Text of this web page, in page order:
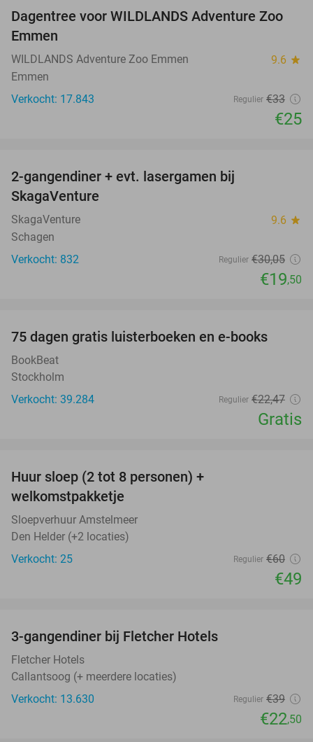
24%
Dagentree voor WILDLANDS Adventure Zoo
Emmen
WILDLANDS Adventure Zoo Emmen 9.6 star
Emmen
Verkocht: 17.843
Regulier €33
€25
2-gangendiner + evt. lasergamen bij
SkagaVenture
SkagaVenture 9.6 star
Schagen
Verkocht: 832
Regulier €30,05
€19,50
75 dagen gratis luisterboeken en e-books
BookBeat
Stockholm
Verkocht: 39.284
Regulier €22,47
Gratis
Huur sloep (2 tot 8 personen) +
welkomstpakketje
Sloepverhuur Amstelmeer
Den Helder (+2 locaties)
Verkocht: 25
Regulier €60
€49
3-gangendiner bij Fletcher Hotels
Fletcher Hotels
Callantsoog (+ meerdere locaties)
Verkocht: 13.630
Regulier €39
€22,50